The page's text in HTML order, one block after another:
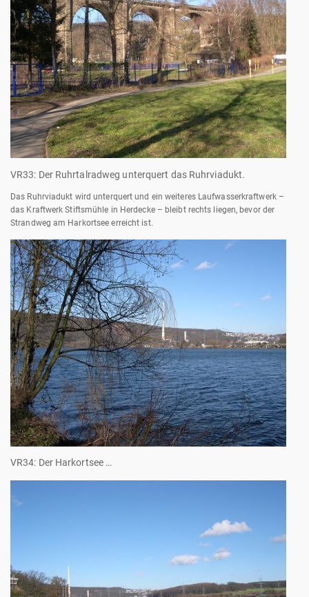
VR33: Der Ruhrtalradweg unterquert das Ruhrviadukt.
Das Ruhrviadukt wird unterquert und ein weiteres Laufwasserkraftwerk –
das Kraftwerk Stiftsmühle in Herdecke – bleibt rechts liegen, bevor der
Strandweg am Harkortsee erreicht ist.
VR34: Der Harkortsee …